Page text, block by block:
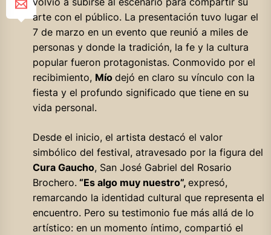
arte con el público. La presentación tuvo lugar el
7 de marzo en un evento que reunió a miles de
personas y donde la tradición, la fe y la cultura
popular fueron protagonistas. Conmovido por el
recibimiento, Mío dejó en claro su vínculo con la
fiesta y el profundo significado que tiene en su
vida personal.
Desde el inicio, el artista destacó el valor
simbólico del festival, atravesado por la figura del
Cura Gaucho, San José Gabriel del Rosario
Brochero. “Es algo muy nuestro”, expresó,
remarcando la identidad cultural que representa el
encuentro. Pero su testimonio fue más allá de lo
artístico: en un momento íntimo, compartió el